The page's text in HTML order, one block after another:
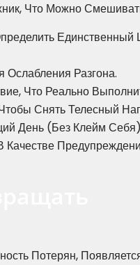
Что Можно
Разгона.
Что Реально
Снять Телесный
День (без Клейм
Потерян,